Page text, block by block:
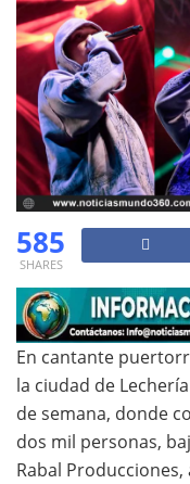
585
SHARES
En cantante
la ciudad de
de semana, donde
dos mil personas,
Rabal